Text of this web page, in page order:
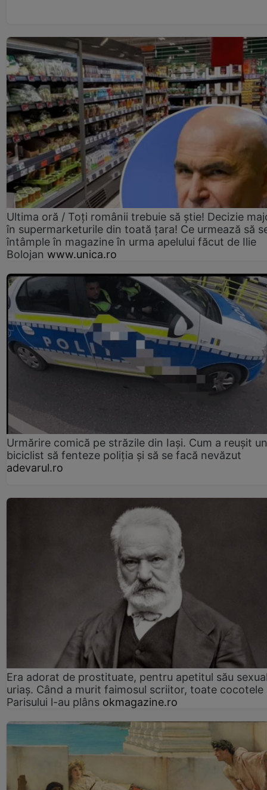
Ultima oră / Toți românii trebuie să știe! Decizie
în supermarketurile din toată țara! Ce urmează să
întâmple în magazine în urma apelului făcut de Ilie
Bolojan www.unica.ro
Urmărire comică pe străzile din Iași. Cum a reușit un
biciclist să fenteze poliția și să se facă nevăzut
adevarul.ro
Era adorat de prostituate, pentru apetitul său
uriaș. Când a murit faimosul scriitor, toate cocotele
Parisului l-au plâns okmagazine.ro